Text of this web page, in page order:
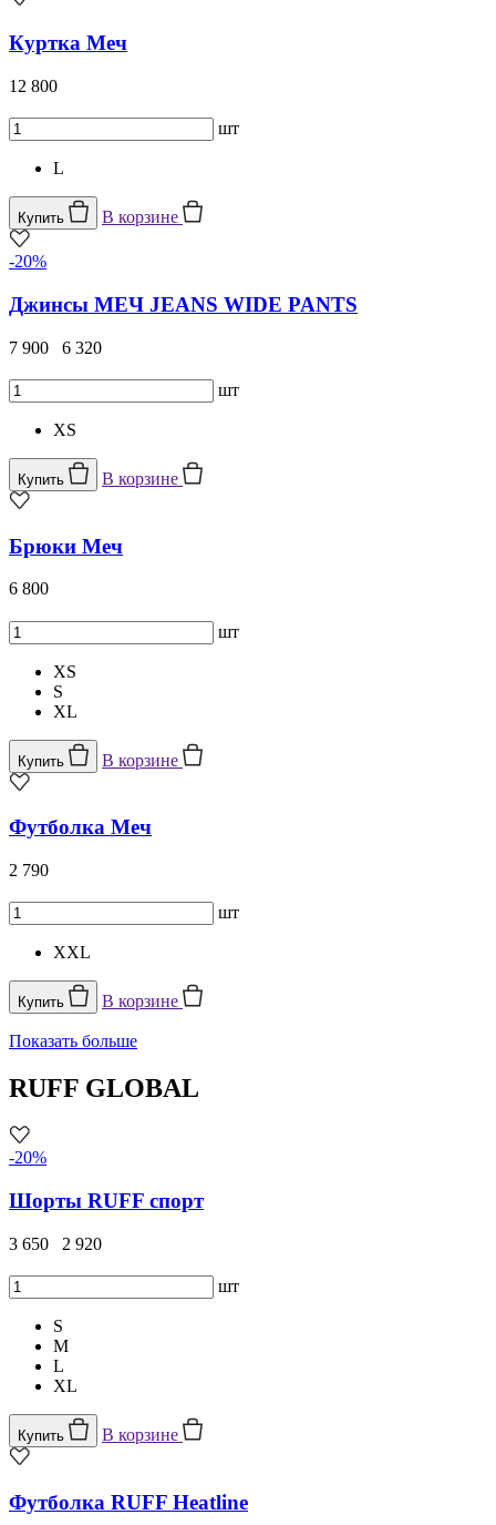
Куртка Меч
12 800
шт
L
Купить В корзине
-20%
Джинсы МЕЧ JEANS WIDE PANTS
7 900 6 320
шт
XS
Купить В корзине
Брюки Меч
6 800
шт
XS
S
XL
Купить В корзине
Футболка Меч
2 790
шт
XXL
Купить В корзине
Показать больше
RUFF GLOBAL
-20%
Шорты RUFF спорт
3 650 2 920
шт
S
M
L
XL
Купить В корзине
Футболка RUFF Heatline